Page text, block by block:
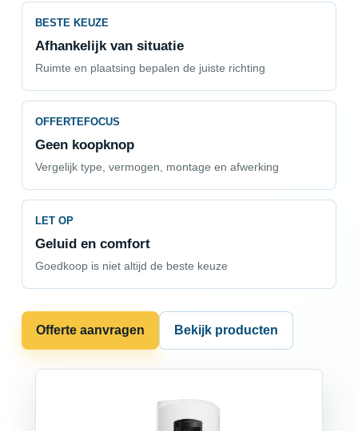
BESTE KEUZE
Afhankelijk van situatie
Ruimte en plaatsing bepalen de juiste richting
OFFERTEFOCUS
Geen koopknop
Vergelijk type, vermogen, montage en afwerking
LET OP
Geluid en comfort
Goedkoop is niet altijd de beste keuze
Offerte aanvragen Bekijk producten